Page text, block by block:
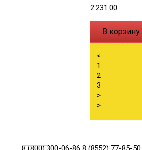
2 231.00
В корзину
<
1
2
3
>
>
8 (800) 300-06-86 8 (8552) 77-85-50